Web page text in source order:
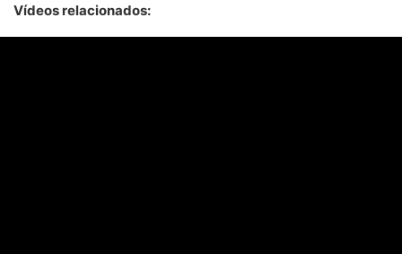
Vídeos relacionados: